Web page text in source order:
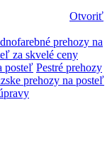
Otvoriť
prehozy na
za skvelé ceny
posteľ Pestré prehozy
prehozy na posteľ